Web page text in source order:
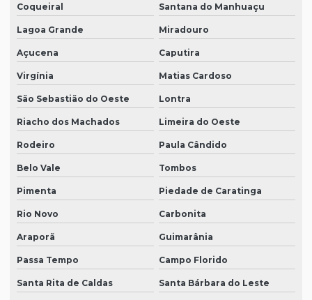
Coqueiral Santana do Manhuaçu
Lagoa Grande Miradouro
Açucena Caputira
Virgínia Matias Cardoso
São Sebastião do Oeste Lontra
Riacho dos Machados Limeira do Oeste
Rodeiro Paula Cândido
Belo Vale Tombos
Pimenta Piedade de Caratinga
Rio Novo Carbonita
Araporã Guimarânia
Passa Tempo Campo Florido
Santa Rita de Caldas Santa Bárbara do Leste